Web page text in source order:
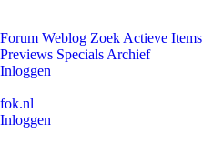
Forum Weblog Zoek Actieve Items
Previews Specials Archief
Inloggen
fok.nl
Inloggen